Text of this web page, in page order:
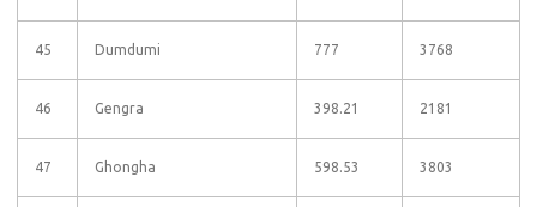
45 Dumdumi 777 3768
46 Gengra 398.21 2181
47 Ghongha 598.53 3803